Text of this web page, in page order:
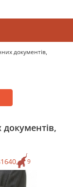
документів,
9